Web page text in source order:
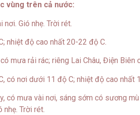
vùng trên cả nước:
nơi. Gió nhẹ. Trời rét.
nhiệt độ cao nhất 20-22 độ C.
có mưa rải rác; riêng Lai Châu, Điện Biên
có nơi dưới 11 độ C; nhiệt độ cao nhất
có mưa vài nơi, sáng sớm có sương
nhẹ. Trời rét.